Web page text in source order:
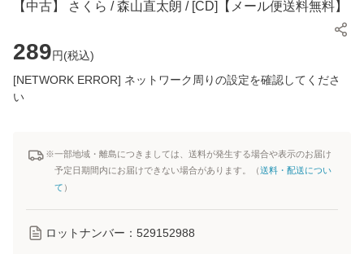
【中古】 さくら / 森山直太朗 / [CD]【メール便送料無料】
289円(税込)
[NETWORK ERROR] ネットワーク周りの設定を確認してくださ
い
※一部地域・離島につきましては、送料が発生する場合や表示のお届け
予定日期間内にお届けできない場合があります。（送料・配送につい
て ）
ロットナンバー： 529152988